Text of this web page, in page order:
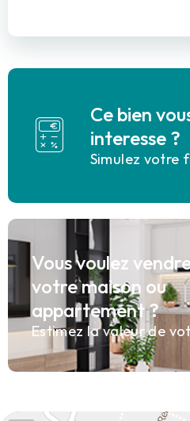
Ce bien
interesse ?
Simulez votre
Vous voulez
votre maison ou
appartement ?
Estimez la valeur de